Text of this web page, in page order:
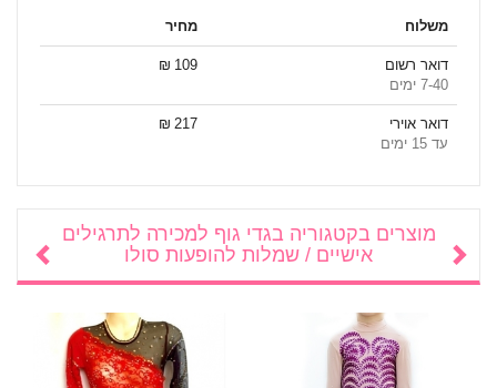
משלוח מחיר
דואר רשום
7-40 ימים
109 ₪
דואר אוירי
עד 15 ימים
217 ₪
מוצרים בקטגוריה בגדי גוף למכירה לתרגילים
אישיים / שמלות להופעות סולו